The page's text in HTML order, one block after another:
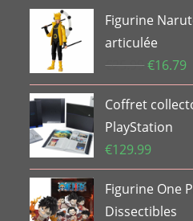
Figurine
articulée
€25.99 Le
prix
initial
était :
€25.99.
€16.79Le
Coffret
PlayStation
€129.99
Figurine One
Dissectibles